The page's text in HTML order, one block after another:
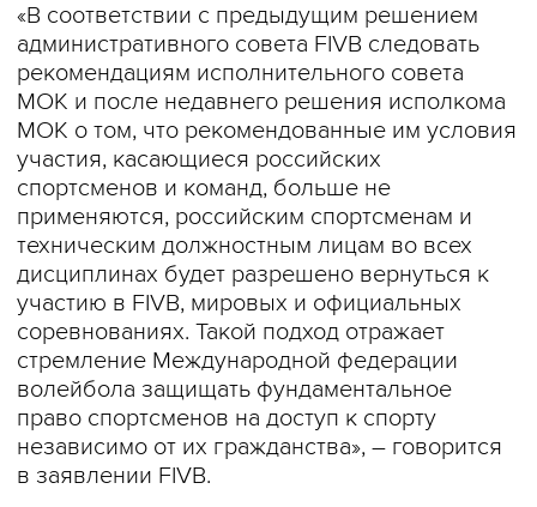
«В соответствии с предыдущим решением
административного совета FIVB следовать
рекомендациям исполнительного совета
МОК и после недавнего решения исполкома
МОК о том, что рекомендованные им условия
участия, касающиеся российских
спортсменов и команд, больше не
применяются, российским спортсменам и
техническим должностным лицам во всех
дисциплинах будет разрешено вернуться к
участию в FIVB, мировых и официальных
соревнованиях. Такой подход отражает
стремление Международной федерации
волейбола защищать фундаментальное
право спортсменов на доступ к спорту
независимо от их гражданства», – говорится
в заявлении FIVB.